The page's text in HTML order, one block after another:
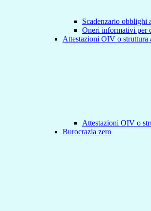
Scadenzario obblighi
Oneri informativi per
Attestazioni OIV o struttura
Attestazioni OIV o
Burocrazia zero